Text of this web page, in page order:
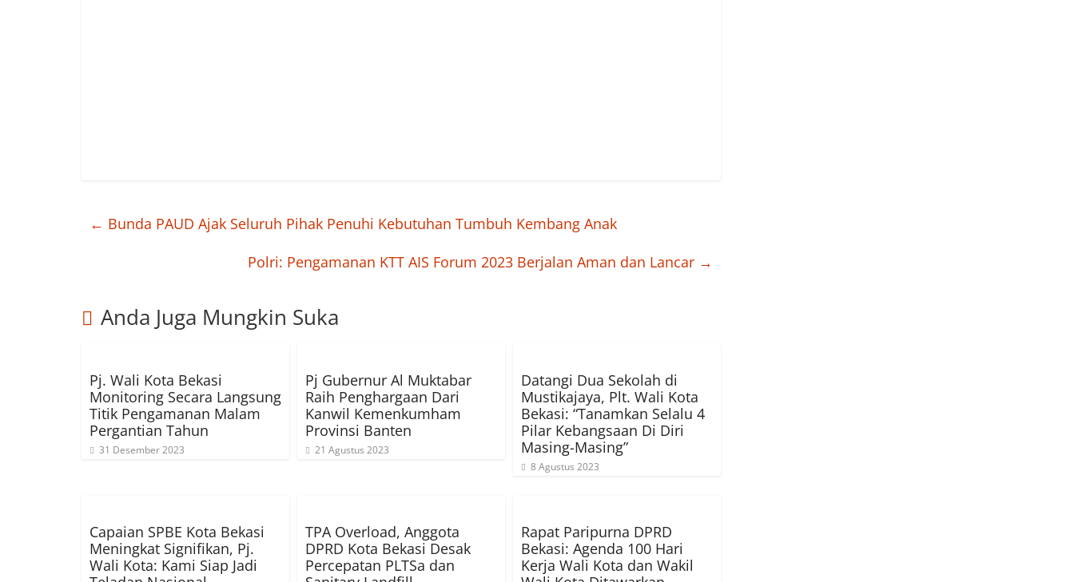
← Bunda PAUD Ajak Seluruh Pihak Penuhi Kebutuhan Tumbuh Kembang Anak
Polri: Pengamanan KTT AIS Forum 2023 Berjalan Aman dan Lancar →
Anda Juga Mungkin Suka
Pj. Wali Kota Bekasi
Monitoring Secara Langsung
Titik Pengamanan Malam
Pergantian Tahun
31 Desember 2023
Pj Gubernur Al Muktabar
Raih Penghargaan Dari
Kanwil Kemenkumham
Provinsi Banten
21 Agustus 2023
Datangi Dua Sekolah di
Mustikajaya, Plt. Wali Kota
Bekasi: “Tanamkan Selalu 4
Pilar Kebangsaan Di Diri
Masing-Masing”
8 Agustus 2023
Capaian SPBE Kota Bekasi
Meningkat Signifikan, Pj.
Wali Kota: Kami Siap Jadi
TPA Overload, Anggota
DPRD Kota Bekasi Desak
Percepatan PLTSa dan
Rapat Paripurna DPRD
Bekasi: Agenda 100 Hari
Kerja Wali Kota dan Wakil